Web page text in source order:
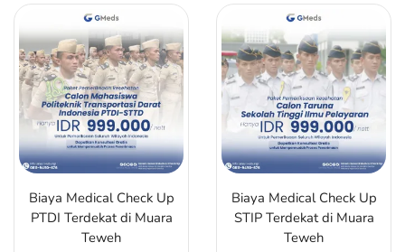
Biaya Medical Check Up
PTDI Terdekat di Muara
Teweh
Biaya Medical Check Up
STIP Terdekat di Muara
Teweh